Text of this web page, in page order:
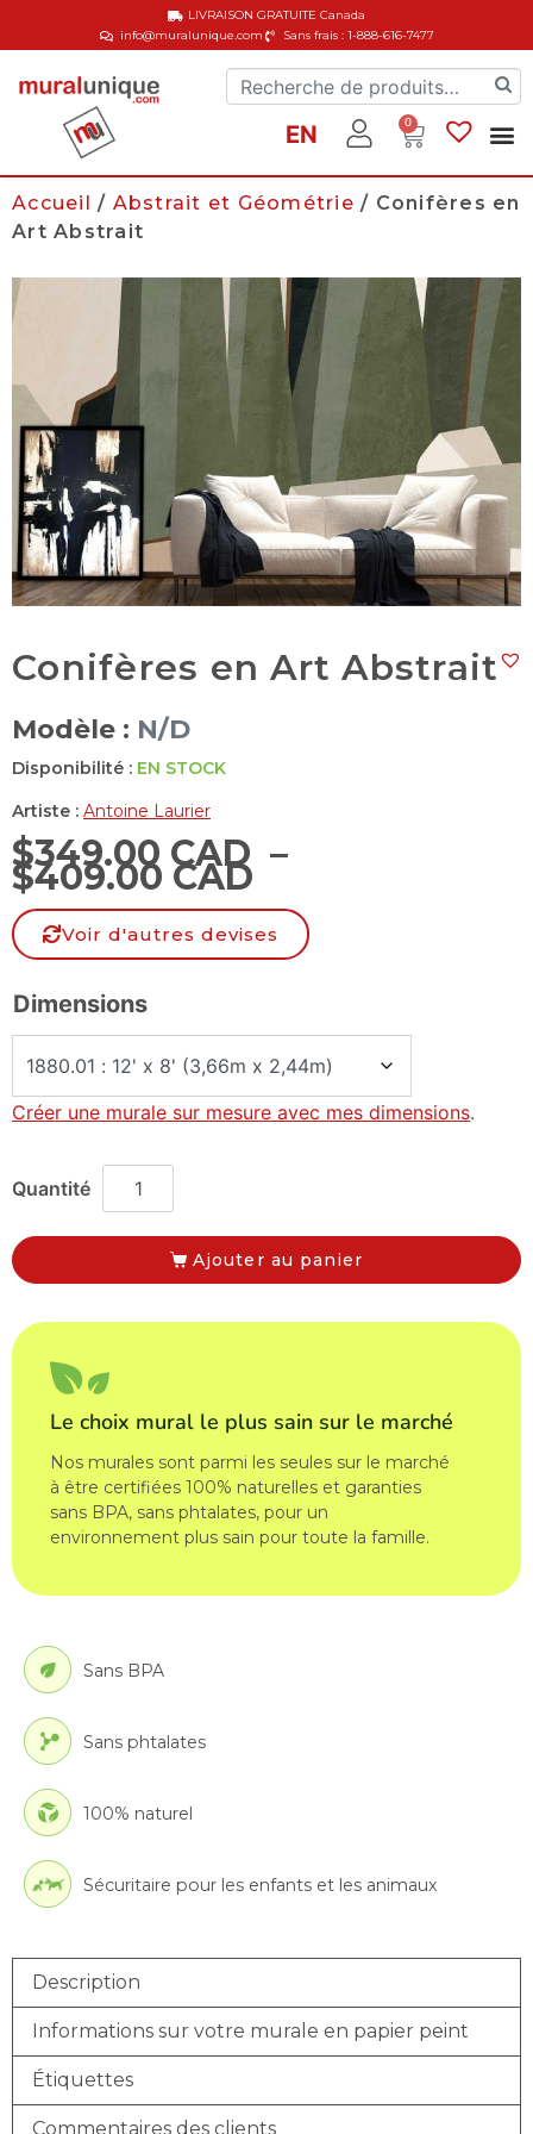
info@muralunique.com Sans frais : 1-888-616-7477
LIVRAISON GRATUITECanada
EN 0
Accueil / Abstrait et Géométrie / Conifères en
Art Abstrait
Conifères en Art Abstrait
Modèle : N/D
Disponibilité : EN STOCK
Artiste : Antoine Laurier
$349.00 CAD –
$409.00 CAD
Voir d'autres devises
Dimensions
Créer une murale sur mesure avec mes dimensions.
Ajouter au panier
Le choix mural le plus sain sur le marché
Nos murales sont parmi les seules sur le marché
à être certifiées 100% naturelles et garanties
sans BPA, sans phtalates, pour un
environnement plus sain pour toute la famille.
Sans BPA
Sans phtalates
100% naturel
Sécuritaire pour les enfants et les animaux
Description
Informations sur votre murale en papier peint
Étiquettes
Commentaires des clients